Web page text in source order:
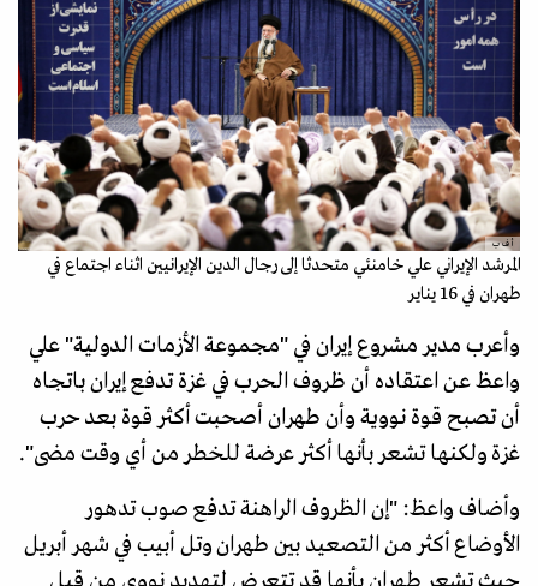
أ ف ب
المرشد الإيراني علي خامنئي متحدثا إلى رجال الدين الإيرانيين اثناء اجتماع في
طهران في 16 يناير
وأعرب مدير مشروع إيران في "مجموعة الأزمات الدولية" علي
واعظ عن اعتقاده أن ظروف الحرب في غزة تدفع إيران باتجاه
أن تصبح قوة نووية وأن طهران أصحبت أكثر قوة بعد حرب
غزة ولكنها تشعر بأنها أكثر عرضة للخطر من أي وقت مضى".
وأضاف واعظ: "إن الظروف الراهنة تدفع صوب تدهور
الأوضاع أكثر من التصعيد بين طهران وتل أبيب في شهر أبريل